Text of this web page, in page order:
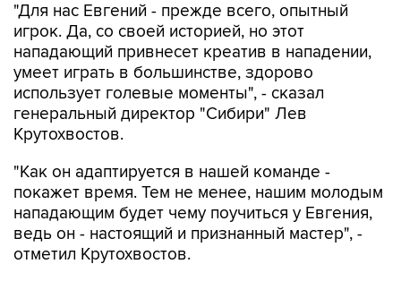
"Для нас Евгений - прежде всего, опытный
игрок. Да, со своей историей, но этот
нападающий привнесет креатив в нападении,
умеет играть в большинстве, здорово
использует голевые моменты", - сказал
генеральный директор "Сибири" Лев
Крутохвостов.
"Как он адаптируется в нашей команде -
покажет время. Тем не менее, нашим молодым
нападающим будет чему поучиться у Евгения,
ведь он - настоящий и признанный мастер", -
отметил Крутохвостов.